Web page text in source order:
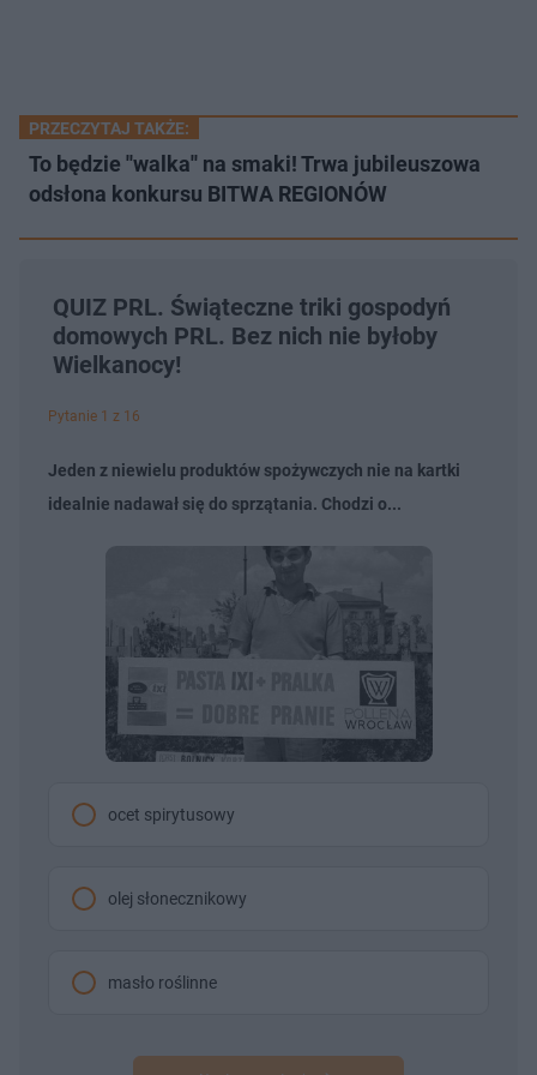
PRZECZYTAJ TAKŻE:
To będzie ''walka'' na smaki! Trwa jubileuszowa
odsłona konkursu BITWA REGIONÓW
QUIZ PRL. Świąteczne triki gospodyń
domowych PRL. Bez nich nie byłoby
Wielkanocy!
Pytanie 1 z 16
Jeden z niewielu produktów spożywczych nie na kartki
idealnie nadawał się do sprzątania. Chodzi o...
ocet spirytusowy
olej słonecznikowy
masło roślinne